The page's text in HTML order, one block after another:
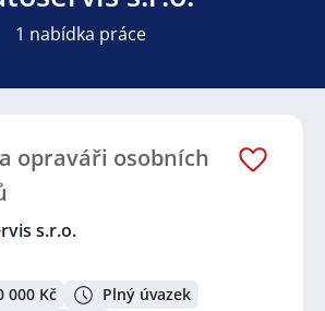
1 nabídka práce
opraváři osobních
s.r.o.
000 Kč
Plný úvazek